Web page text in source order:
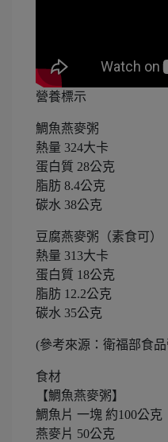
營養標示
鯛魚燕麥粥
熱量 324大卡
蛋白質 28公克
脂肪 8.4公克
碳水 38公克
豆腐燕麥粥（素食可）
熱量 313大卡
蛋白質 18公克
脂肪 12.2公克
碳水 35公克
(參考來源：衛福部食
食材
【鯛魚燕麥粥】
鯛魚片 一塊 約100公克
燕麥片 50公克